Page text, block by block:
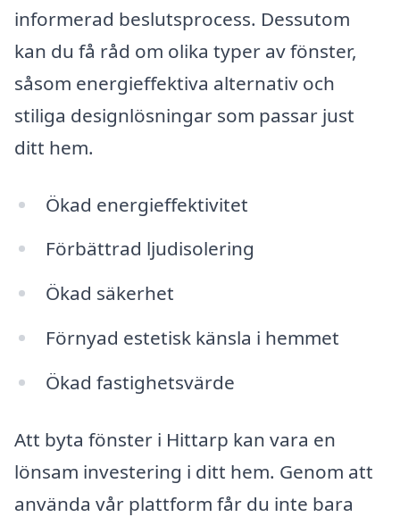
informerad beslutsprocess. Dessutom
kan du få råd om olika typer av fönster,
såsom energieffektiva alternativ och
stiliga designlösningar som passar just
ditt hem.
Ökad energieffektivitet
Förbättrad ljudisolering
Ökad säkerhet
Förnyad estetisk känsla i hemmet
Ökad fastighetsvärde
Att byta fönster i Hittarp kan vara en
lönsam investering i ditt hem. Genom att
använda vår plattform får du inte bara